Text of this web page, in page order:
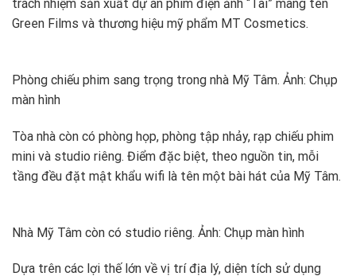
trách nhiệm sản xuất dự án phim điện ảnh “Tài” mang tên
Green Films và thương hiệu mỹ phẩm MT Cosmetics.
Phòng chiếu phim sang trọng trong nhà Mỹ Tâm. Ảnh: Chụp
màn hình
Tòa nhà còn có phòng họp, phòng tập nhảy, rạp chiếu phim
mini và studio riêng. Điểm đặc biệt, theo nguồn tin, mỗi
tầng đều đặt mật khẩu wifi là tên một bài hát của Mỹ Tâm.
Nhà Mỹ Tâm còn có studio riêng. Ảnh: Chụp màn hình
Dựa trên các lợi thế lớn về vị trí địa lý, diện tích sử dụng